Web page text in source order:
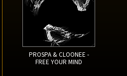
PROSPA & CLOONEE -
FREE YOUR MIND